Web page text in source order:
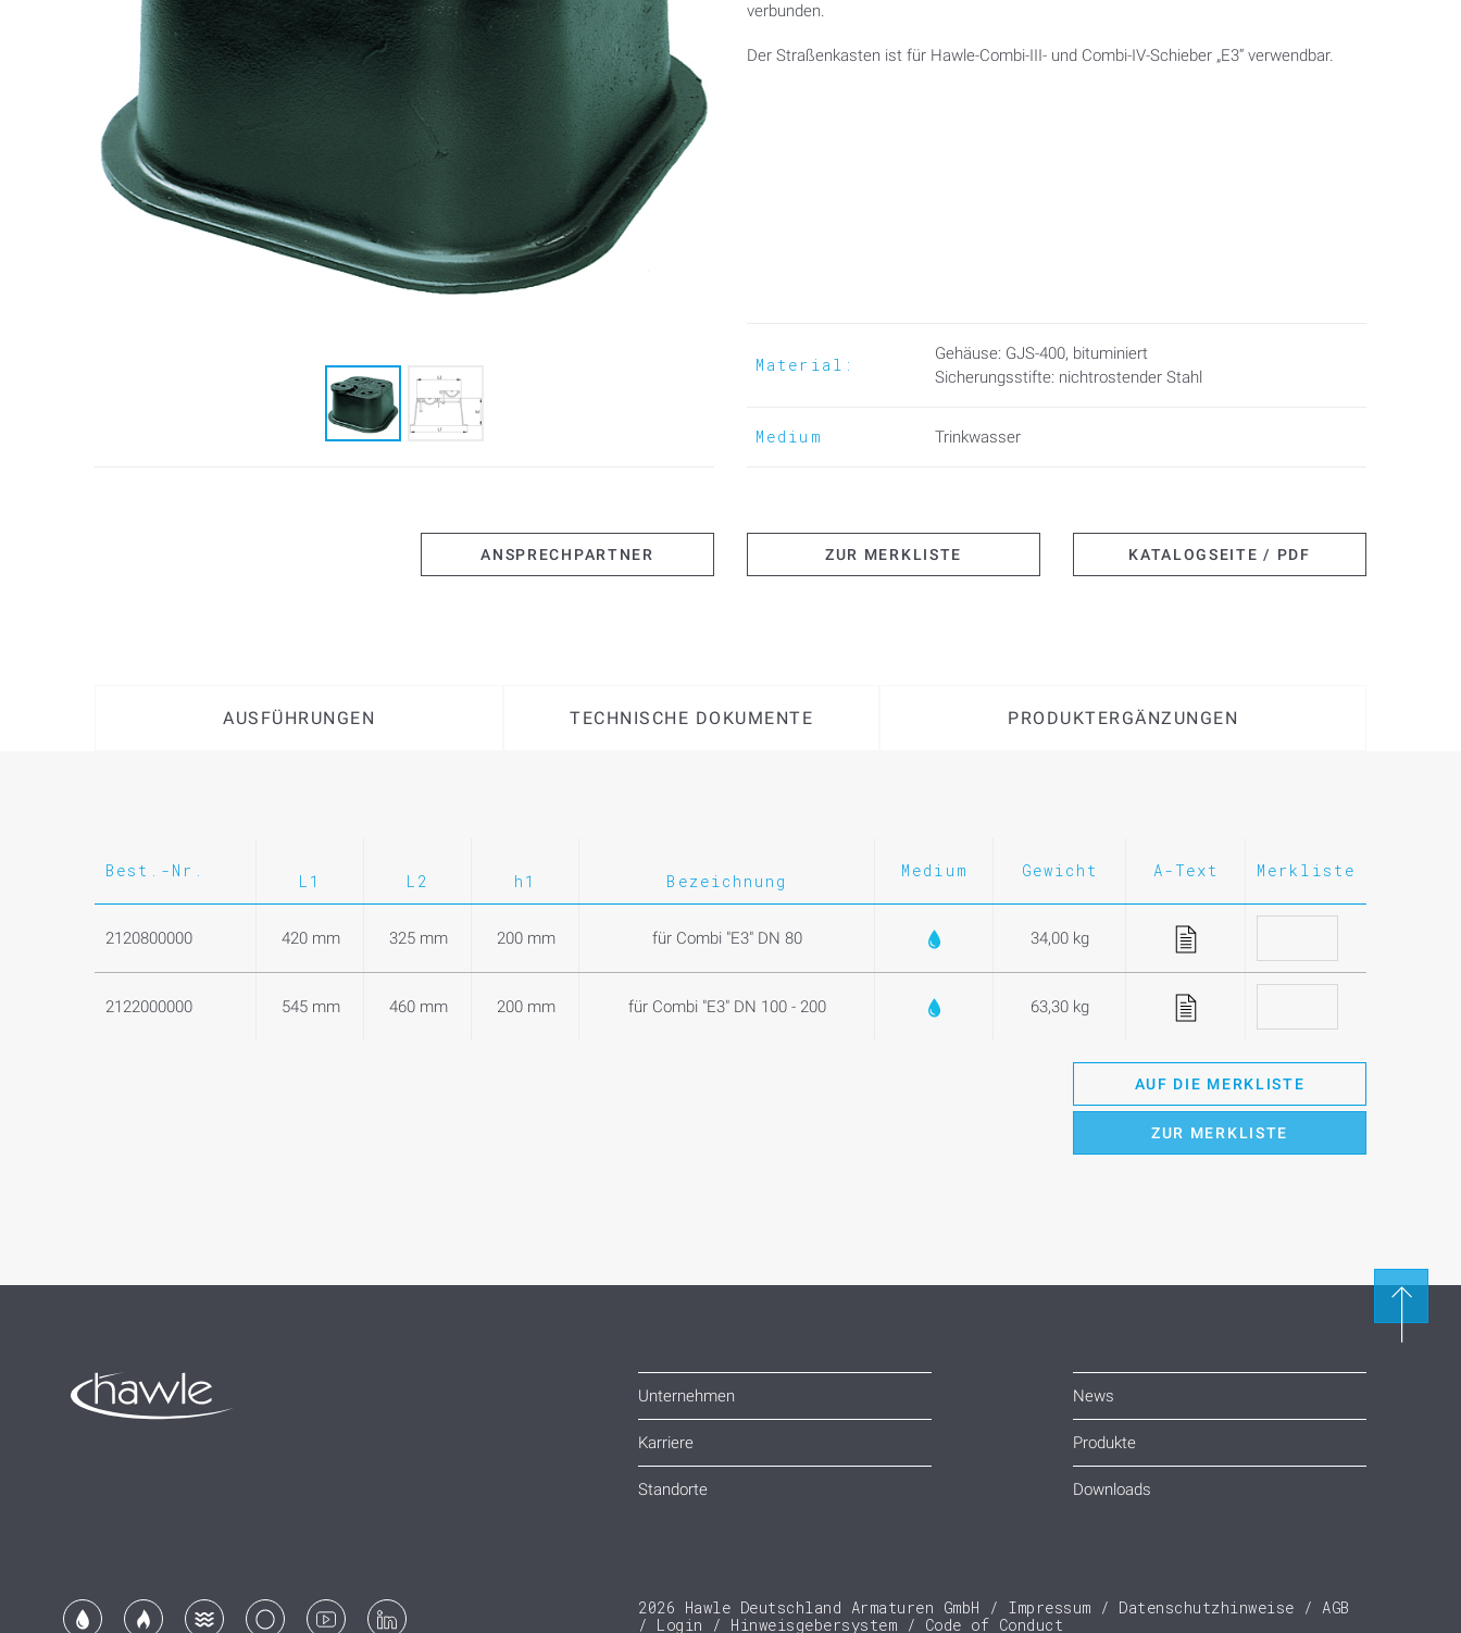
verbunden.
Der Straßenkasten ist für Hawle-Combi-III- und Combi-IV-Schieber „E3“ verwendbar.
Material:
Gehäuse: GJS-400, bituminiert
Sicherungsstifte: nichtrostender Stahl
Medium Trinkwasser
ANSPRECHPARTNER ZUR MERKLISTE KATALOGSEITE / PDF
AUSFÜHRUNGEN TECHNISCHE DOKUMENTE PRODUKTERGÄNZUNGEN
Best.-Nr.
L1 L2 h1 Bezeichnung
Medium Gewicht A-Text Merkliste
2120800000 420 mm 325 mm 200 mm für Combi "E3" DN 80 34,00 kg
2122000000 545 mm 460 mm 200 mm für Combi "E3" DN 100 - 200 63,30 kg
AUF DIE MERKLISTE
ZUR MERKLISTE
Unternehmen
Karriere
Standorte
News
Produkte
Downloads
2026 Hawle Deutschland Armaturen GmbH Impressum Datenschutzhinweise
AGB
Login
Hinweisgebersystem Code of Conduct